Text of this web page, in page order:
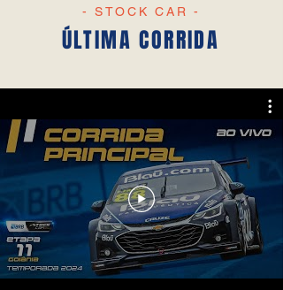
- STOCK CAR -
ÚLTIMA CORRIDA